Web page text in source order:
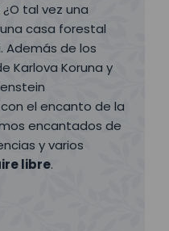
tal vez una
casa forestal
Además de los
Karlova Koruna y
el encanto de la
encantados de
y varios
libre.